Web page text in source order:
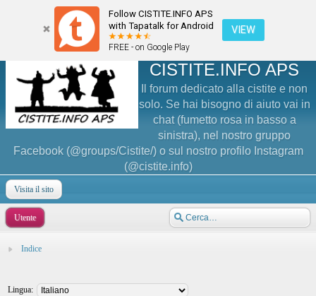
Follow CISTITE.INFO APS
with Tapatalk for Android
FREE - on Google Play
VIEW
CISTITE.INFO APS
Il forum dedicato alla cistite e non
solo. Se hai bisogno di aiuto vai in
chat (fumetto rosa in basso a
sinistra), nel nostro gruppo
Facebook (@groups/Cistite/) o sul nostro profilo Instagram
(@cistite.info)
Visita il sito
Utente
Indice
Lingua: